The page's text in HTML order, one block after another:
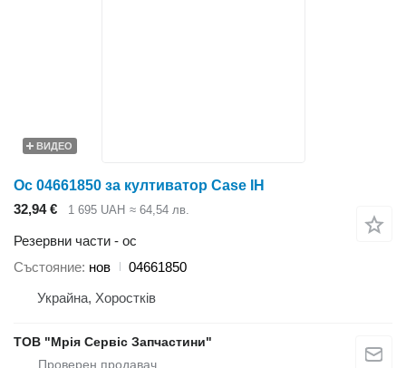
ВИДЕО
Ос 04661850 за култиватор Case IH
32,94 €
1 695 UAH ≈ 64,54 лв.
Резервни части - ос
Състояние нов
04661850
Украйна, Хоростків
ТОВ "Мрія Сервіс Запчастини"